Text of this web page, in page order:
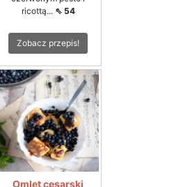
ricottą... ⇖ 54
Zobacz przepis!
Omlet cesarski